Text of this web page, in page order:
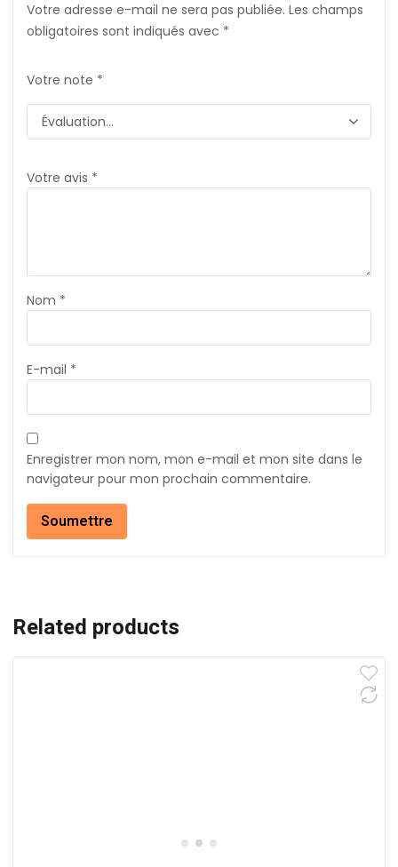
Votre adresse e-mail ne sera pas publiée. Les champs
obligatoires sont indiqués avec *
Votre note *
Votre avis *
Nom *
E-mail *
Enregistrer mon nom, mon e-mail et mon site dans le
navigateur pour mon prochain commentaire.
Related products